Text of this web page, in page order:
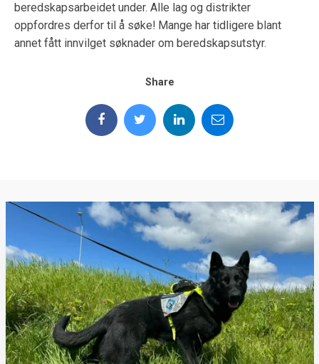
beredskapsarbeidet under. Alle lag og distrikter
oppfordres derfor til å søke! Mange har tidligere blant
annet fått innvilget søknader om beredskapsutstyr.
Share